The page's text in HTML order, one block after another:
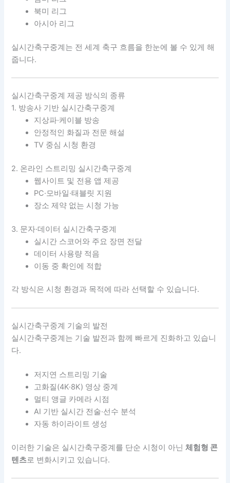
북미 리그
아시아 리그
실시간축구중계는 전 세계 축구 흐름을 한눈에 볼 수 있게 해
줍니다.
실시간축구중계 제공 방식의 종류
1. 방송사 기반 실시간축구중계
지상파·케이블 방송
안정적인 화질과 전문 해설
TV 중심 시청 환경
2. 온라인 스트리밍 실시간축구중계
웹사이트 및 전용 앱 제공
PC·모바일·태블릿 지원
장소 제약 없는 시청 가능
3. 문자·데이터 실시간축구중계
실시간 스코어와 주요 장면 전달
데이터 사용량 적음
이동 중 확인에 적합
각 방식은 시청 환경과 목적에 따라 선택할 수 있습니다.
실시간축구중계 기술의 발전
실시간축구중계는 기술 발전과 함께 빠르게 진화하고 있습니
다.
저지연 스트리밍 기술
고화질(4K·8K) 영상 중계
멀티 앵글 카메라 시점
AI 기반 실시간 전술·선수 분석
자동 하이라이트 생성
이러한 기술은 실시간축구중계를 단순 시청이 아닌체험형 콘
텐츠로 변화시키고 있습니다.